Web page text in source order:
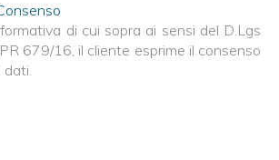
di cui sopra ai sensi del D.Lgs
679/16, il cliente esprime il consenso